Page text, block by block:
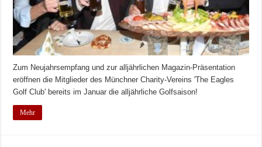
Zum Neujahrsempfang und zur alljährlichen Magazin-Präsentation
eröffnen die Mitglieder des Münchner Charity-Vereins 'The Eagles
Golf Club' bereits im Januar die alljährliche Golfsaison!
Mehr